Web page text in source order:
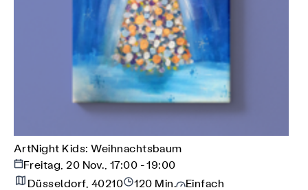
ArtNight Kids: Weihnachtsbaum
Freitag, 20 Nov., 17:00 - 19:00
Düsseldorf, 40210
120 Min.
Einfach